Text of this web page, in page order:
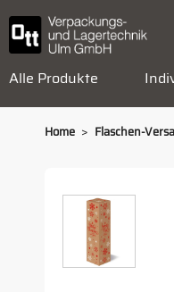
Alle Produkte
Home > Flaschen-